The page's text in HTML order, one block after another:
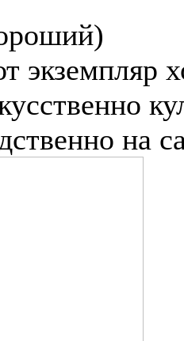
экземпляр
на